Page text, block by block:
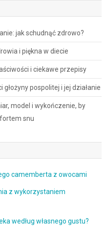
jak schudnąć zdrowo?
i piękna w diecie
i ciekawe przepisy
pospolitej i jej działanie
model i wykończenie, by
snu
camemberta z owocami
z wykorzystaniem
według własnego gustu?